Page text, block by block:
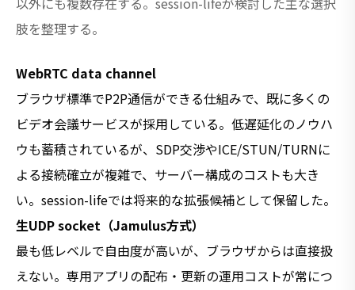
肢を整理する。
WebRTC data channel
ブラウザ標準でP2P通信ができる仕組みで、既に多くの
ビデオ会議サービスが採用している。低遅延化のノウハ
ウも蓄積されているが、SDP交渉やICE/STUN/TURNに
よる接続確立が複雑で、サーバー構成のコストも大き
い。session-lifeでは将来的な拡張候補として保留した。
生UDP socket（Jamulus方式）
最も低レベルで自由度が高いが、ブラウザからは直接扱
えない。専用アプリの配布・更新の運用コストが常につ